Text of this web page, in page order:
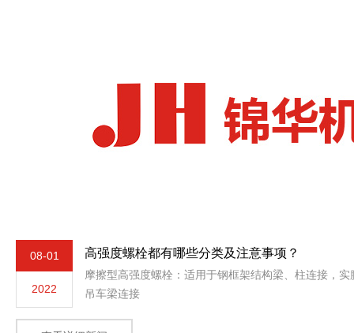
08-01
2022
高强度螺栓都有哪些分类及注意事项？
摩擦型高强度螺栓：适用于钢框架结构梁、柱连接，
吊车梁连接